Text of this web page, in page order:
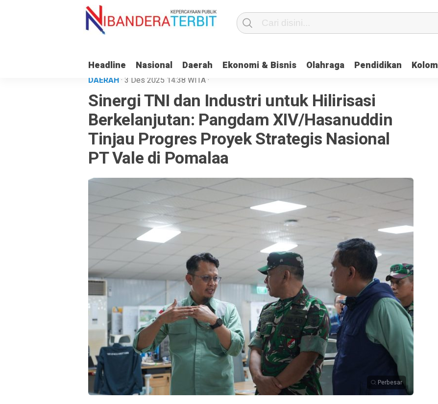
Headline Nasional Daerah Ekonomi & Bisnis Olahraga Pendidikan Kolom
DAERAH· 3 Des 2025 14:38 WITA·
Sinergi TNI dan Industri untuk Hilirisasi
Berkelanjutan: Pangdam XIV/Hasanuddin
Tinjau Progres Proyek Strategis Nasional
PT Vale di Pomalaa
Perbesar